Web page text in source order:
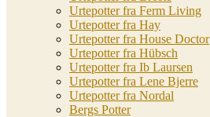
Urtepotter fra Ferm Living
Urtepotter fra Hay
Urtepotter fra House Doctor
Urtepotter fra Hübsch
Urtepotter fra Ib Laursen
Urtepotter fra Lene Bjerre
Urtepotter fra Nordal
Bergs Potter